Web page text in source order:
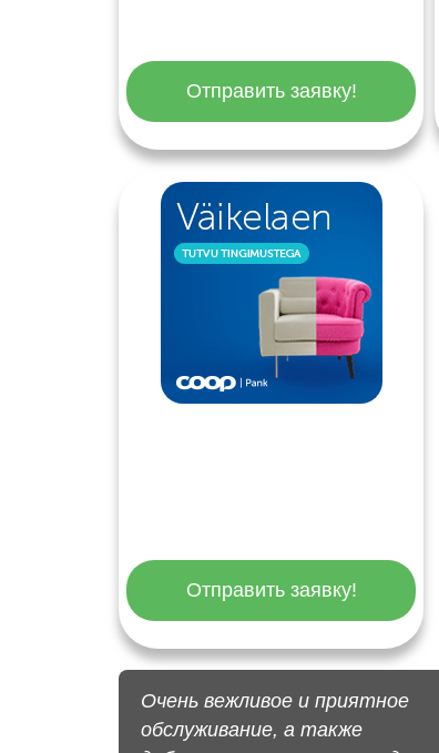
Отправить заявку!
Отправить заявку!
Очень вежливое и приятное
обслуживание, а также